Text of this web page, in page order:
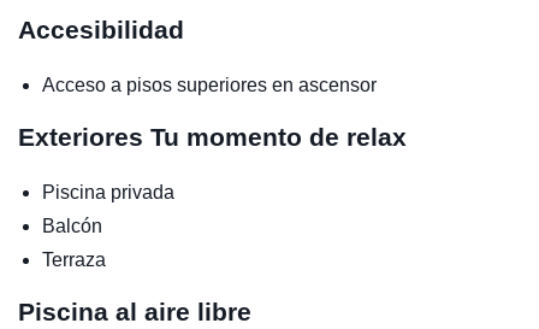
Accesibilidad
Acceso a pisos superiores en ascensor
Exteriores Tu momento de relax
Piscina privada
Balcón
Terraza
Piscina al aire libre